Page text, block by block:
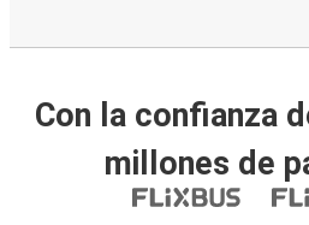
Con la confianza
millones de